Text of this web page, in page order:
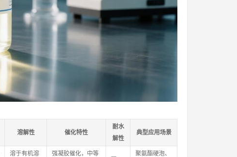
溶解性 催化特性
耐水
解性
典型应用场景
溶于有机溶
强凝胶催化，中等
聚氨酯硬泡、